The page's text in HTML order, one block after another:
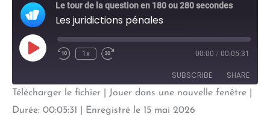
Le tour de la question en 180 ou 280 secondes
Les juridictions pénales
Play
Episode
1x 00:00 / 00:05:31
SUBSCRIBE SHARE
SHARE
Télécharger le fichier Jouer dans une nouvelle fenêtre
Durée: 00:05:31
Enregistré le 15 mai 2026